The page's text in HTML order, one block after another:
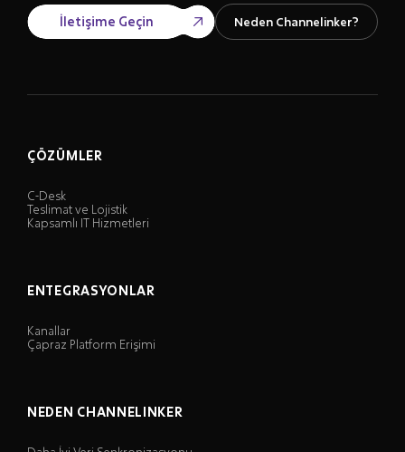
İletişime Geçin Neden Channelinker?
ÇÖZÜMLER
C-Desk
Teslimat ve Lojistik
Kapsamlı IT Hizmetleri
ENTEGRASYONLAR
Kanallar
Çapraz Platform Erişimi
NEDEN CHANNELINKER